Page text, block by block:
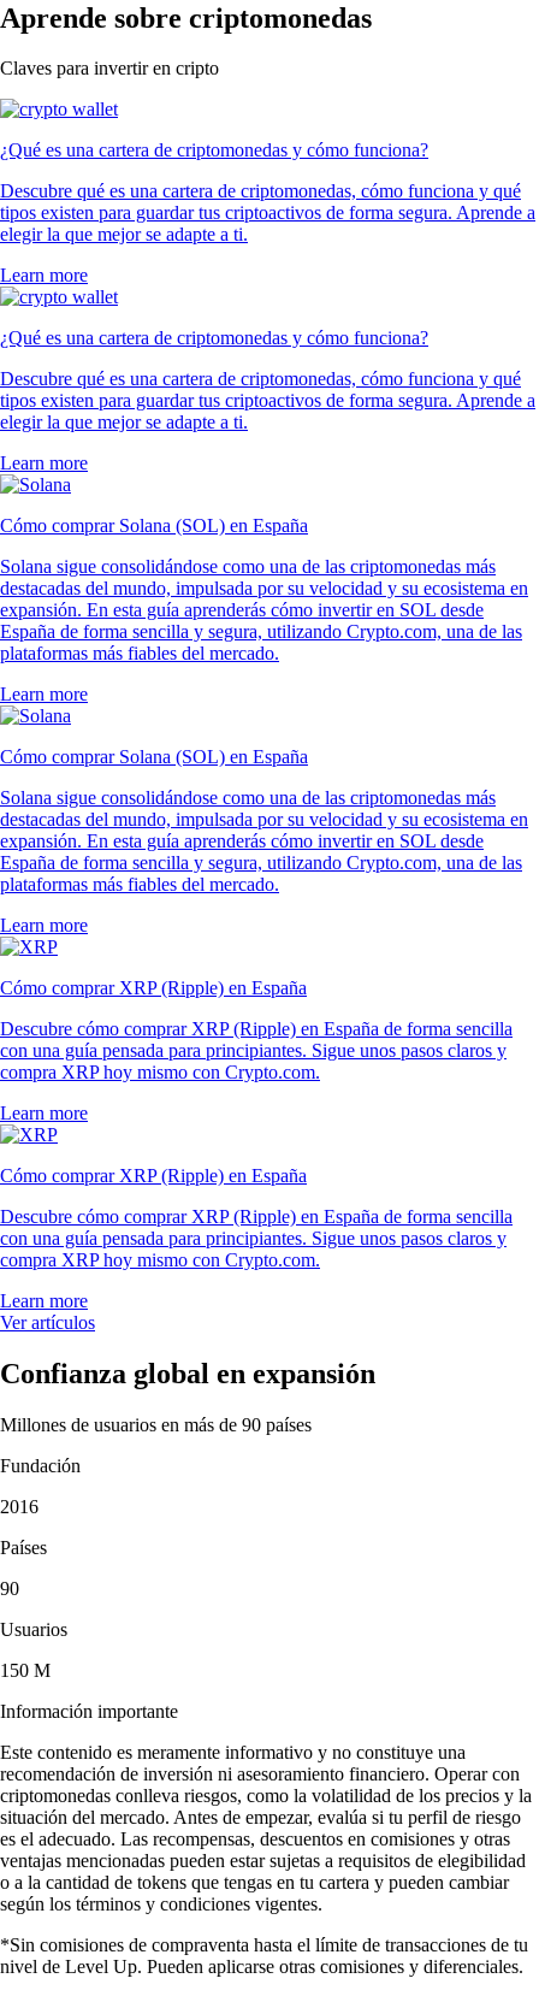
Aprende sobre criptomonedas
Claves para invertir en cripto
¿Qué es una cartera de criptomonedas y cómo funciona?
Descubre qué es una cartera de criptomonedas, cómo funciona y qué
tipos existen para guardar tus criptoactivos de forma segura. Aprende a
elegir la que mejor se adapte a ti.
Learn more
¿Qué es una cartera de criptomonedas y cómo funciona?
Descubre qué es una cartera de criptomonedas, cómo funciona y qué
tipos existen para guardar tus criptoactivos de forma segura. Aprende a
elegir la que mejor se adapte a ti.
Learn more
Cómo comprar Solana (SOL) en España
Solana sigue consolidándose como una de las criptomonedas más
destacadas del mundo, impulsada por su velocidad y su ecosistema en
expansión. En esta guía aprenderás cómo invertir en SOL desde
España de forma sencilla y segura, utilizando Crypto.com, una de las
plataformas más fiables del mercado.
Learn more
Cómo comprar Solana (SOL) en España
Solana sigue consolidándose como una de las criptomonedas más
destacadas del mundo, impulsada por su velocidad y su ecosistema en
expansión. En esta guía aprenderás cómo invertir en SOL desde
España de forma sencilla y segura, utilizando Crypto.com, una de las
plataformas más fiables del mercado.
Learn more
Cómo comprar XRP (Ripple) en España
Descubre cómo comprar XRP (Ripple) en España de forma sencilla
con una guía pensada para principiantes. Sigue unos pasos claros y
compra XRP hoy mismo con Crypto.com.
Learn more
Cómo comprar XRP (Ripple) en España
Descubre cómo comprar XRP (Ripple) en España de forma sencilla
con una guía pensada para principiantes. Sigue unos pasos claros y
compra XRP hoy mismo con Crypto.com.
Learn more
Ver artículos
Confianza global en expansión
Millones de usuarios en más de 90 países
Fundación
2016
Países
90
Usuarios
150 M
Información importante
Este contenido es meramente informativo y no constituye una
recomendación de inversión ni asesoramiento financiero. Operar con
criptomonedas conlleva riesgos, como la volatilidad de los precios y la
situación del mercado. Antes de empezar, evalúa si tu perfil de riesgo
es el adecuado. Las recompensas, descuentos en comisiones y otras
ventajas mencionadas pueden estar sujetas a requisitos de elegibilidad
o a la cantidad de tokens que tengas en tu cartera y pueden cambiar
según los términos y condiciones vigentes.
*Sin comisiones de compraventa hasta el límite de transacciones de tu
nivel de Level Up. Pueden aplicarse otras comisiones y diferenciales.